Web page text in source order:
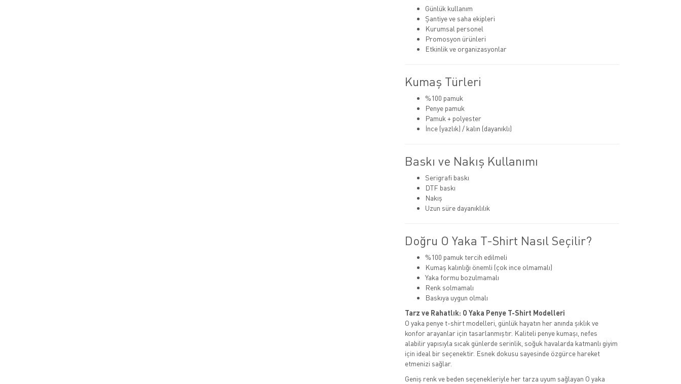
Günlük kullanım
Şantiye ve saha ekipleri
Kurumsal personel
Promosyon ürünleri
Etkinlik ve organizasyonlar
Kumaş Türleri
%100 pamuk
Penye pamuk
Pamuk + polyester
İnce (yazlık) / kalın (dayanıklı)
Baskı ve Nakış Kullanımı
Serigrafi baskı
DTF baskı
Nakış
Uzun süre dayanıklılık
Doğru O Yaka T-Shirt Nasıl Seçilir?
%100 pamuk tercih edilmeli
Kumaş kalınlığı önemli (çok ince olmamalı)
Yaka formu bozulmamalı
Renk solmamalı
Baskıya uygun olmalı
Tarz ve Rahatlık: O Yaka Penye T-Shirt Modelleri
O yaka penye t-shirt modelleri, günlük hayatın her anında şıklık ve
konfor arayanlar için tasarlanmıştır. Kaliteli penye kumaşı, nefes
alabilir yapısıyla sıcak günlerde serinlik, soğuk havalarda katmanlı giyim
için ideal bir seçenektir. Esnek dokusu sayesinde özgürce hareket
etmenizi sağlar.
Geniş renk ve beden seçenekleriyle her tarza uyum sağlayan O yaka